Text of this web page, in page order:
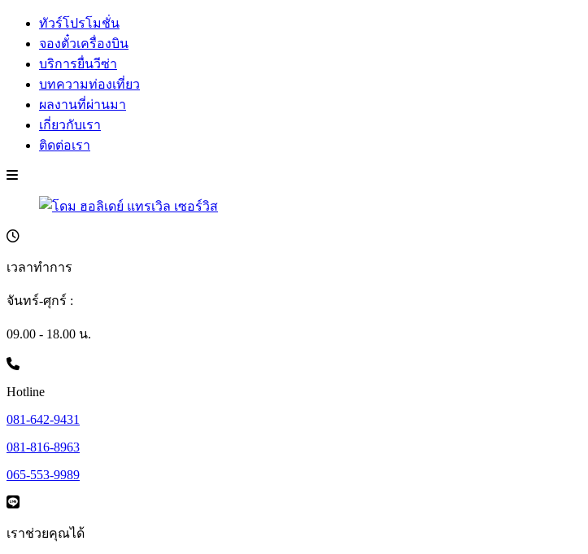
ทัวร์โปรโมชั่น
จองตั๋วเครื่องบิน
บริการยื่นวีซ่า
บทความท่องเที่ยว
ผลงานที่ผ่านมา
เกี่ยวกับเรา
ติดต่อเรา
เวลาทำการ
จันทร์-ศุกร์ :
09.00 - 18.00 น.
Hotline
081-642-9431
081-816-8963
065-553-9989
เราช่วยคุณได้